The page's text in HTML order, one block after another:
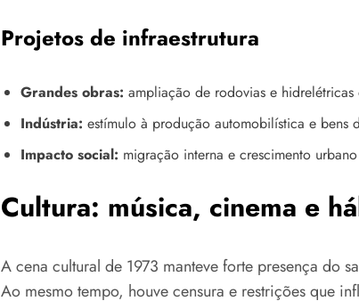
Projetos de infraestrutura
Grandes obras: ampliação de rodovias e
Indústria: estímulo à produção automobilística e bens
Impacto social: migração interna e crescimento
Cultura: música, cinema e
A cena cultural de 1973 manteve forte presença do
Ao mesmo tempo, houve censura e restrições que